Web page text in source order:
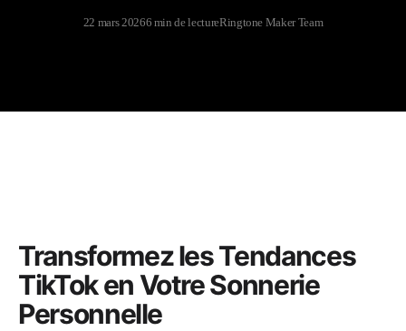
22 mars 20266 min de lectureRingtone Maker Team
Transformez les Tendances
TikTok en Votre Sonnerie
Personnelle